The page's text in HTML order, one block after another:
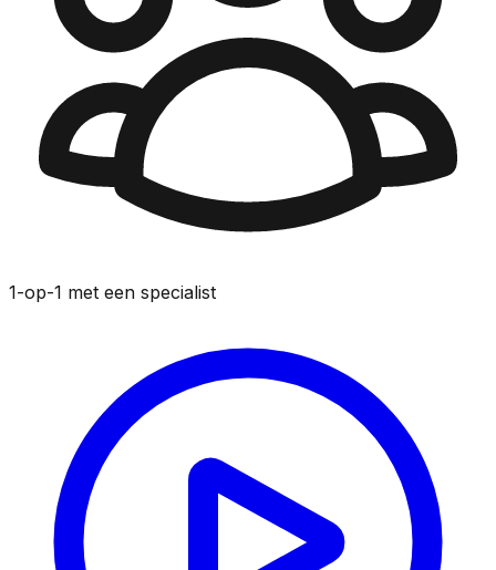
1-op-1 met een specialist